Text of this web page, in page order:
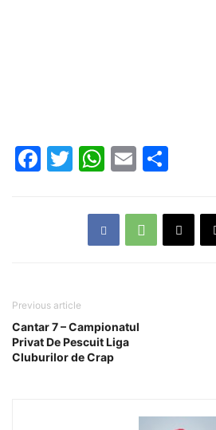
Facebook
Twitter
WhatsApp
Email
Previous article
Cantar 7 – Campionatul
Privat De Pescuit Liga
Cluburilor de Crap